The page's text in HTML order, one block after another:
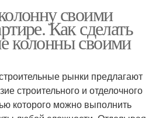
своими
Как сделать
колонны своими
рынки предлагают
строительного и отделочного
которого можно выполнить